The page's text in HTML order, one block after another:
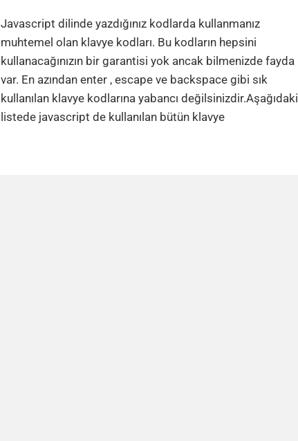
klavye
kodları
Javascript dilinde yazdığınız kodlarda kullanmanız
muhtemel olan klavye kodları. Bu kodların hepsini
kullanacağınızın bir garantisi yok ancak bilmenizde fayda
var. En azından enter , escape ve backspace gibi sık
kullanılan klavye kodlarına yabancı değilsinizdir.Aşağıdaki
listede javascript de kullanılan bütün klavye